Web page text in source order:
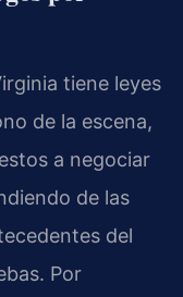
tiene leyes
de la escena,
a negociar
de las
del
Por